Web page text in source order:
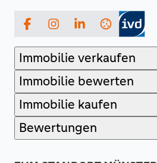
FacebookInstagramLinkedIn
Immobilie verkaufen
Immobilie bewerten
Immobilie kaufen
Bewertungen